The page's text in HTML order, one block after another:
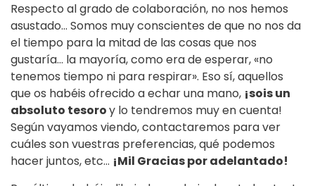
Respecto al grado de colaboración, no nos hemos
asustado… Somos muy conscientes de que no nos da
el tiempo para la mitad de las cosas que nos
gustaría… la mayoría, como era de esperar, «no
tenemos tiempo ni para respirar». Eso sí, aquellos
que os habéis ofrecido a echar una mano, ¡sois un
absoluto tesoroy lo tendremos muy en cuenta!
Según vayamos viendo, contactaremos para ver
cuáles son vuestras preferencias, qué podemos
hacer juntos, etc… ¡Mil Gracias por adelantado!